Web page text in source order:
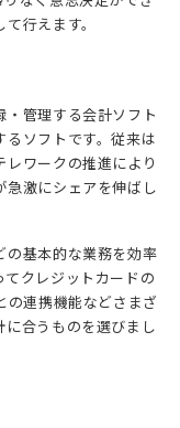
行えます。
管理する会計ソフト
ソフトです。従来は
ワークの推進により
激にシェアを伸ばし
の基本的な業務を効率
クレジットカードの
の連携機能などさまざ
合うものを選びまし